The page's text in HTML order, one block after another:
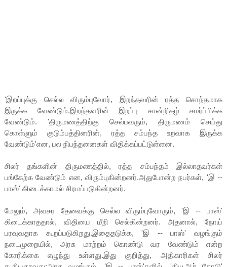
'இறப்புக்கு செல்ல விரும்புவோர், இறந்தவரின் ரத்த சொந்தமாக
இருக்க வேண்டும்.இறந்தவரின் இறப்பு சான்றிதழ் சமர்ப்பிக்க
வேண்டும். 'திருமணத்திற்கு செல்பவரும், திருமணம் செய்து
கொள்ளும் குடும்பத்தினரின், ரத்த சம்பந்த உறவாக இருக்க
வேண்டும்'என, பல நிபந்தனைகள் விதிக்கப்பட்டுள்ளன.
சிலர் தங்களின் திருமணத்தில், ரத்த சம்பந்தம் இல்லாதவர்கள்
பங்கேற்க வேண்டும் என, விரும்புகின்றனர்.அதுபோன்ற நபர்கள், 'இ --
பாஸ்' கிடைக்காமல் சிரமப்படுகின்றனர்.
மேலும், அவசர தேவைக்கு செல்ல விரும்புவோரும், 'இ -- பாஸ்'
கிடைக்காததால், விதியை மீறி செல்கின்றனர். அதனால், நோய்
பரவுவதாக கூறப்படுகிறது.இதைதடுக்க, 'இ -- பாஸ்' வழங்கும்
நடைமுறையில், அரசு மாற்றம் கொண்டு வர வேண்டும் என்ற
கோரிக்கை எழுந்து உள்ளது.இது குறித்து, அதிகாரிகள் சிலர்